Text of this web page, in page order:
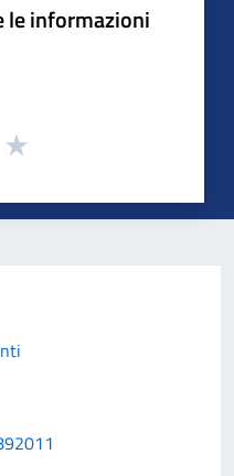
le informazioni